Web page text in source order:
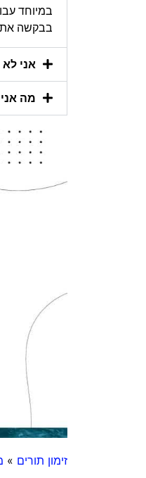
במיוחד
בבקשה את
אני
מה
זימון תורים »